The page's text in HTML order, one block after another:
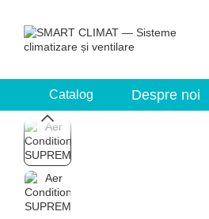
Catalog Despre noi